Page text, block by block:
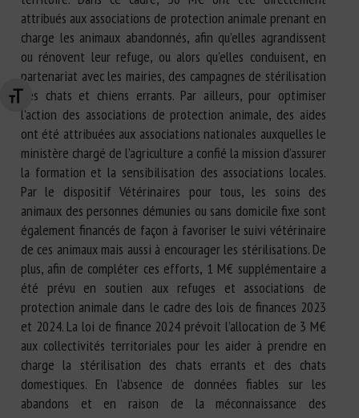
Changer la taille de la police
attribués aux associations de protection animale prenant en
charge les animaux abandonnés, afin qu’elles agrandissent
ou rénovent leur refuge, ou alors qu’elles conduisent, en
partenariat avec les mairies, des campagnes de stérilisation
des chats et chiens errants. Par ailleurs, pour optimiser
l’action des associations de protection animale, des aides
ont été attribuées aux associations nationales auxquelles le
ministère chargé de l’agriculture a confié la mission d’assurer
la formation et la sensibilisation des associations locales.
Par le dispositif Vétérinaires pour tous, les soins des
animaux des personnes démunies ou sans domicile fixe sont
également financés de façon à favoriser le suivi vétérinaire
de ces animaux mais aussi à encourager les stérilisations. De
plus, afin de compléter ces efforts, 1 M€ supplémentaire a
été prévu en soutien aux refuges et associations de
protection animale dans le cadre des lois de finances 2023
et 2024. La loi de finance 2024 prévoit l’allocation de 3 M€
aux collectivités territoriales pour les aider à prendre en
charge la stérilisation des chats errants et des chats
domestiques. En l’absence de données fiables sur les
abandons et en raison de la méconnaissance des